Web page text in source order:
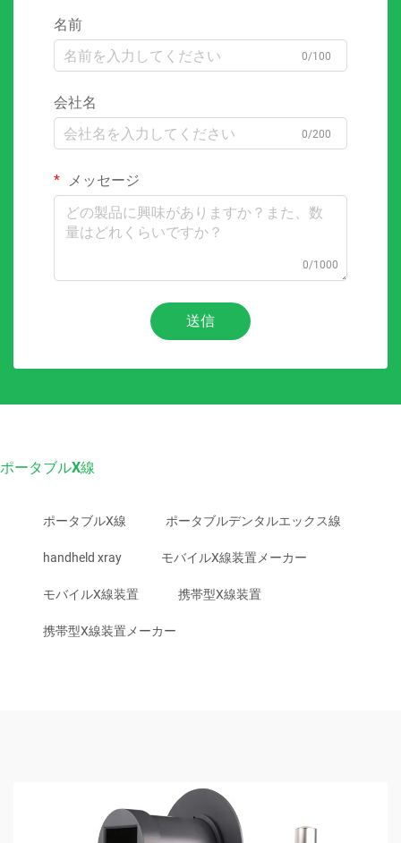
名前
0/100
会社名
0/200
メッセージ
0/1000
送信
ポータブルX線
ポータブルX線 ポータブルデンタルエックス線
handheld xray モバイルX線装置メーカー
モバイルX線装置 携帯型X線装置
携帯型X線装置メーカー